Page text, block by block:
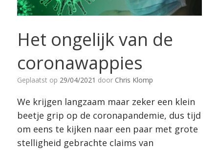
Het ongelijk van de
coronawappies
Geplaatst op 29/04/2021 door Chris Klomp
We krijgen langzaam maar zeker een klein
beetje grip op de coronapandemie, dus tijd
om eens te kijken naar een paar met grote
stelligheid gebrachte claims van